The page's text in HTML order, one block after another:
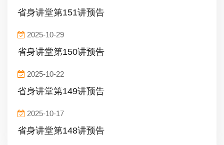
省身讲堂第151讲预告
2025-10-29
省身讲堂第150讲预告
2025-10-22
省身讲堂第149讲预告
2025-10-17
省身讲堂第148讲预告